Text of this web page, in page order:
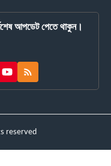
আপডেট পেতে থাকুন।
reserved